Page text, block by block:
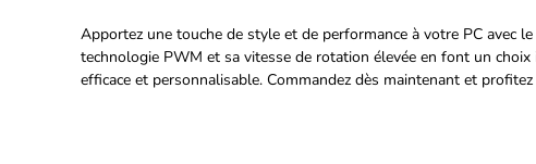
Apportez une touche de style et de performance à votre PC avec
technologie PWM et sa vitesse de rotation élevée en font un
efficace et personnalisable. Commandez dès maintenant et